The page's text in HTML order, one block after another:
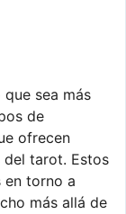
sea más
de
ofrecen
tarot. Estos
en torno a
más allá de